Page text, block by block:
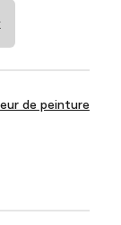
de peinture